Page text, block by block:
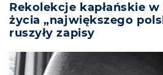
Rekolekcje kapłańskie
życia „największego
ruszyły zapisy